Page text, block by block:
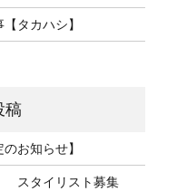
タカハシ】
のお知らせ】
スタイリスト募集